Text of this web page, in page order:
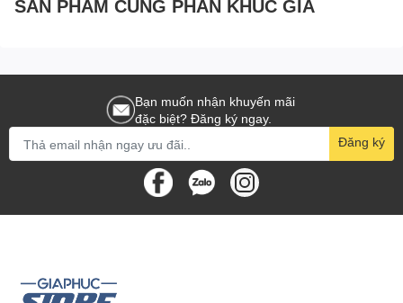
SẢN PHẨM CÙNG PHÂN KHÚC GIÁ
Bạn muốn nhận khuyến mãi
đặc biệt? Đăng ký ngay.
Đăng ký